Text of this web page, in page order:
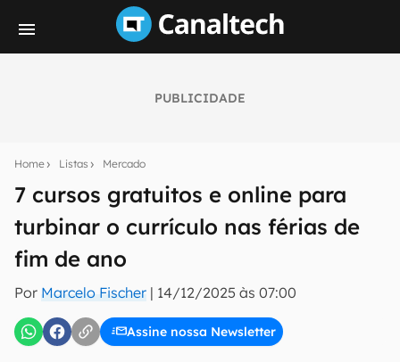
PUBLICIDADE
Home Listas Mercado
7 cursos gratuitos e online para
turbinar o currículo nas férias de
fim de ano
Por Marcelo Fischer | 14/12/2025 às 07:00
Assine nossa Newsletter
notícias e reviews sobre tecnologia em primeira
E-mail
inscreva-se